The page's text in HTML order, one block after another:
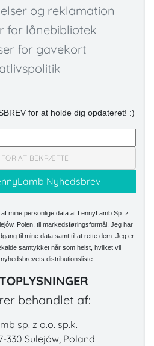
og reklamation
for lånebibliotek
for gavekort
for at holde dig opdateret! :)
AT BEKRÆFTE
mine personlige data af LennyLamb Sp. z
Polen, til markedsføringsformål. Jeg har
til mine data samt til at rette dem. Jeg er
samtykket når som helst, hvilket vil
distributionsliste.
behandlet af:
sp. z o.o. sp.k.
330 Sulejów, Poland